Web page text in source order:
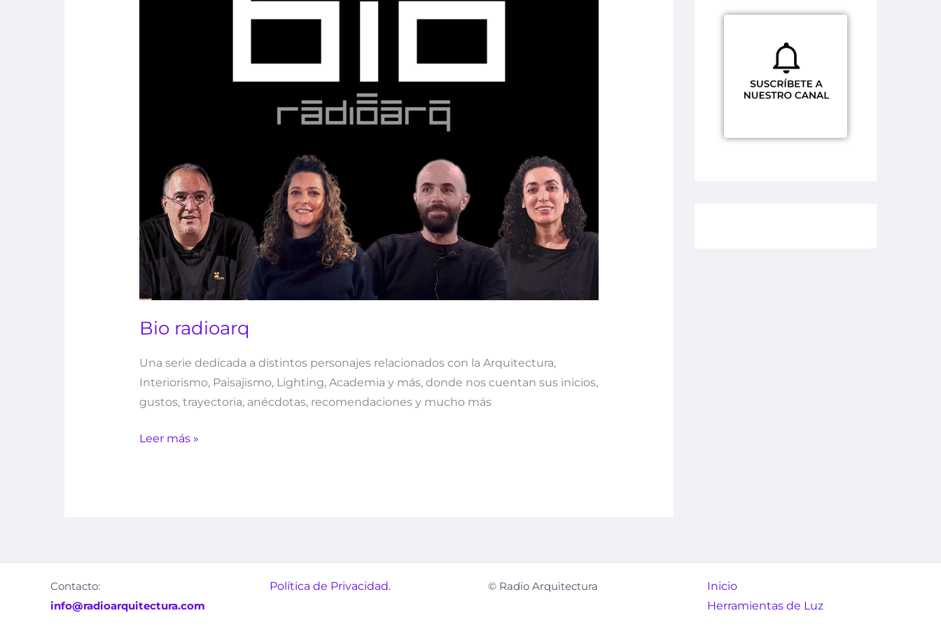
Bio radioarq
Una serie dedicada a distintos personajes relacionados con la Arquitectura,
Interiorismo, Paisajismo, Lighting, Academia y más, donde nos cuentan sus inicios,
gustos, trayectoria, anécdotas, recomendaciones y mucho más
Leer más »
Contacto:
info@radioarquitectura.com
Política de Privacidad. © Radio Arquitectura
Inicio
Herramientas de Luz